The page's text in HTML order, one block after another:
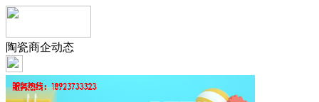
陶瓷商企动态